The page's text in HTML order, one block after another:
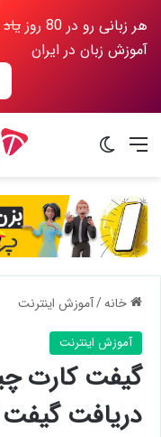
هر زبانی رو در 80 روز یاد
آموزش زبان در ایران
منو
خانه/آموزش اینترنت
آموزش اینترنت
دریافت گیفت